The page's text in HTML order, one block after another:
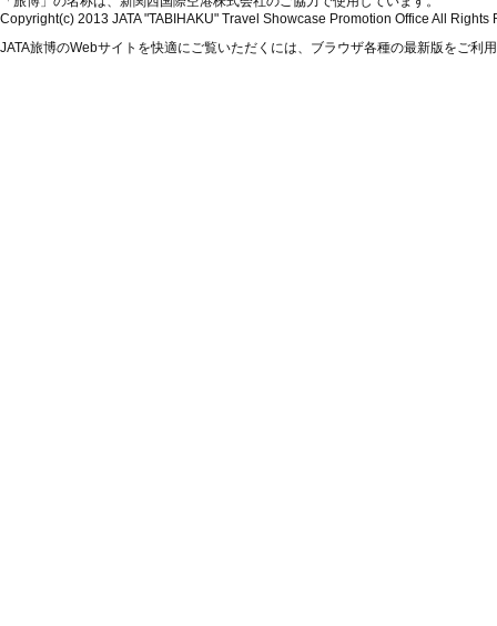
Copyright(c) 2013 JATA "TABIHAKU" Travel Showcase Promotion Office All Rights
JATA旅博のWebサイトを快適にご覧いただくには、ブラウザ各種の最新版をご利